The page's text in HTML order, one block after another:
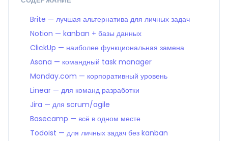
Brite — лучшая альтернатива для личных задач
Notion — kanban + базы данных
ClickUp — наиболее функциональная замена
Asana — командный task manager
Monday.com — корпоративный уровень
Linear — для команд разработки
Jira — для scrum/agile
Basecamp — всё в одном месте
Todoist — для личных задач без kanban